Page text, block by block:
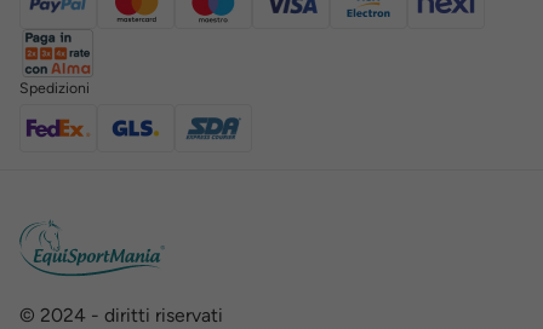
Spedizioni
© 2024 - diritti riservati